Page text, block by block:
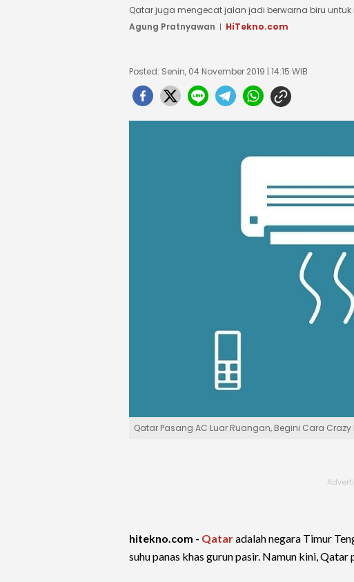
Qatar juga mengecat jalan jadi berwarna biru
Agung Pratnyawan
HiTekno.com
Posted: Senin, 04 November 2019 | 14:15 WIB
Qatar Pasang AC Luar Ruangan, Begini Cara
hitekno.com - Qataradalah negara Timur
suhu panas khas gurun pasir. Namun kini,